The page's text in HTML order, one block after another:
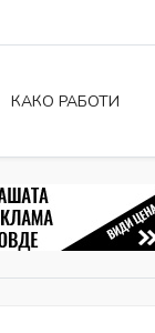
КАКО РАБОТИ